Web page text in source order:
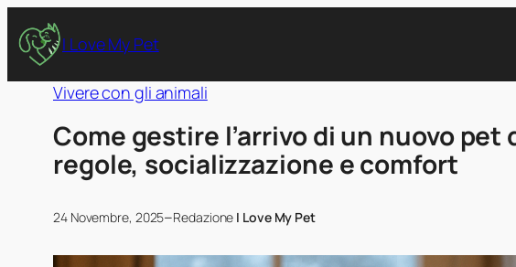
I Love My Pet
Vivere con gli animali
Come gestire l’arrivo di un nuovo pet
regole, socializzazione e comfort
24 Novembre, 2025–Redazione I Love My Pet